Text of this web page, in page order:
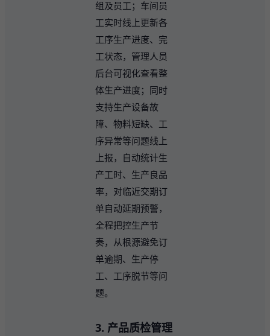
组及员工；车间员
工实时线上更新各
工序生产进度、完
工状态，管理人员
后台可视化查看整
体生产进度；同时
支持生产设备故
障、物料短缺、工
序异常等问题线上
上报，自动统计生
产工时、生产良品
率，对临近交期订
单自动延期预警，
全程把控生产节
奏，从根源避免订
单逾期、生产停
工、工序脱节等问
题。
3. 产品质检管理